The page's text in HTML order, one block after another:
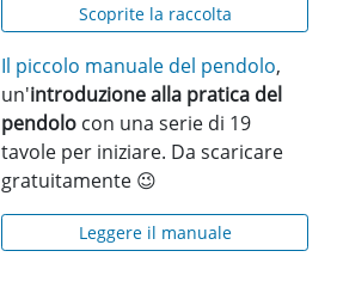
Scoprite la raccolta
Il piccolo manuale del pendolo,
un'introduzione alla pratica del
pendolo con una serie di 19
tavole per iniziare. Da scaricare
gratuitamente 😉
Leggere il manuale